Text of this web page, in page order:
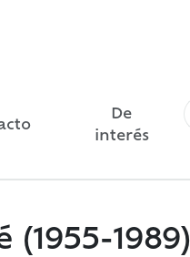
De
interés
1989)